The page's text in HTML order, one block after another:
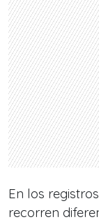
En los
recorren